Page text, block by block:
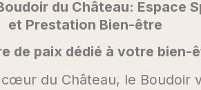
du Château: Espace
et Prestation Bien-être
de paix dédié à votre bien-
du Château, le Boudoir